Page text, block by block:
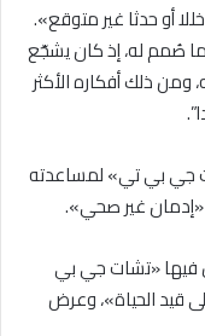
أو حدثا غير متوقع».
صُمم له، إذ كان يشجّع
ومن ذلك أفكاره الأكثر
جي بي تي» لمساعدته
«إدمان غير صحي».
فيها «تشات جي بي
قيد الحياة»، وعرض